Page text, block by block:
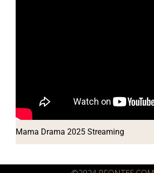
Mama Drama 2025 Streaming